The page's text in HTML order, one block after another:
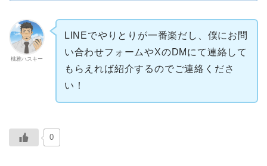
桃雅ハスキー
LINEでやりとりが一番楽だし、僕にお問
い合わせフォームやXのDMにて連絡して
もらえれば紹介するのでご連絡くださ
い！
0